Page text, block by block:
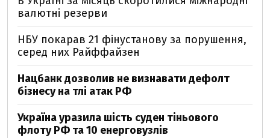
валютні резерви
НБУ покарав 21 фінустанову за порушення,
серед них Райффайзен
Нацбанк дозволив не визнавати дефолт
бізнесу на тлі атак РФ
Україна уразила шість суден тіньового
флоту РФ та 10 енерговузлів